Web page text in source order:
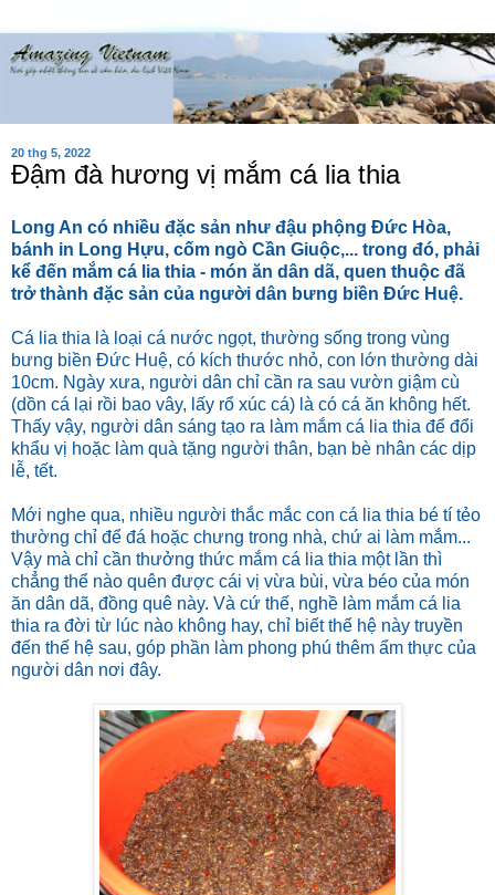
20 thg 5, 2022
Đậm đà hương vị mắm cá lia thia
Long An có nhiều đặc sản như đậu phộng Đức Hòa,
bánh in Long Hựu, cốm ngò Cần Giuộc,... trong đó, phải
kể đến mắm cá lia thia - món ăn dân dã, quen thuộc đã
trở thành đặc sản của người dân bưng biền Đức Huệ.
Cá lia thia là loại cá nước ngọt, thường sống trong vùng
bưng biền Đức Huệ, có kích thước nhỏ, con lớn thường dài
10cm. Ngày xưa, người dân chỉ cần ra sau vườn giậm cù
(dồn cá lại rồi bao vây, lấy rổ xúc cá) là có cá ăn không hết.
Thấy vậy, người dân sáng tạo ra làm mắm cá lia thia để đổi
khẩu vị hoặc làm quà tặng người thân, bạn bè nhân các dịp
lễ, tết.
Mới nghe qua, nhiều người thắc mắc con cá lia thia bé tí tẻo
thường chỉ để đá hoặc chưng trong nhà, chứ ai làm mắm...
Vậy mà chỉ cần thưởng thức mắm cá lia thia một lần thì
chẳng thể nào quên được cái vị vừa bùi, vừa béo của món
ăn dân dã, đồng quê này. Và cứ thế, nghề làm mắm cá lia
thia ra đời từ lúc nào không hay, chỉ biết thế hệ này truyền
đến thế hệ sau, góp phần làm phong phú thêm ẩm thực của
người dân nơi đây.